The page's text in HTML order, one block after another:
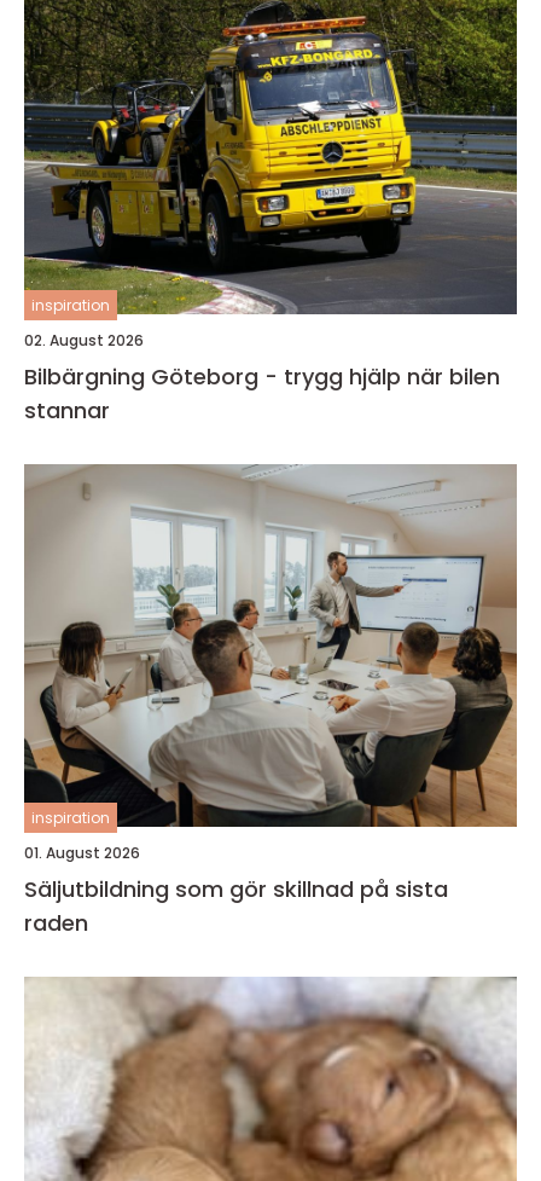
inspiration
02. August 2026
Bilbärgning Göteborg - trygg hjälp när bilen
stannar
inspiration
01. August 2026
Säljutbildning som gör skillnad på sista
raden